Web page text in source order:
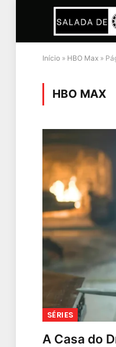
Início » HBO Max »
HBO MAX
SÉRIES
A Casa do